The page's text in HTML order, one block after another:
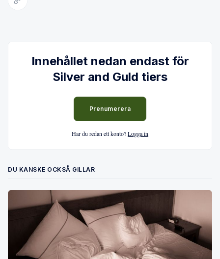
Kopiera länk
Innehållet nedan endast för
Silver and Guld tiers
Prenumerera
Har du redan ett konto?Logga in
DU KANSKE OCKSÅ GILLAR